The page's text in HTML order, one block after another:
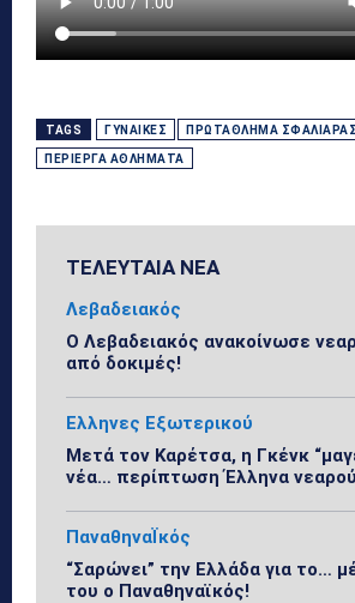
TAGS ΓΥΝΑΊΚΕΣ ΠΡΩΤΆΘΛΗΜΑ ΣΦΑΛΙΆΡΑΣ
ΠΕΡΊΕΡΓΑ ΑΘΛΉΜΑΤΑ
ΤΕΛΕΥΤΑΙΑ ΝΕΑ
Λεβαδειακός
Ο Λεβαδειακός ανακοίνωσε
από δοκιμές!
Ελληνες Εξωτερικού
Μετά τον Καρέτσα, η Γκένκ
νέα… περίπτωση Έλληνα
ΠαναθηναΪκός
“Σαρώνει” την Ελλάδα για το…
του ο Παναθηναϊκός!